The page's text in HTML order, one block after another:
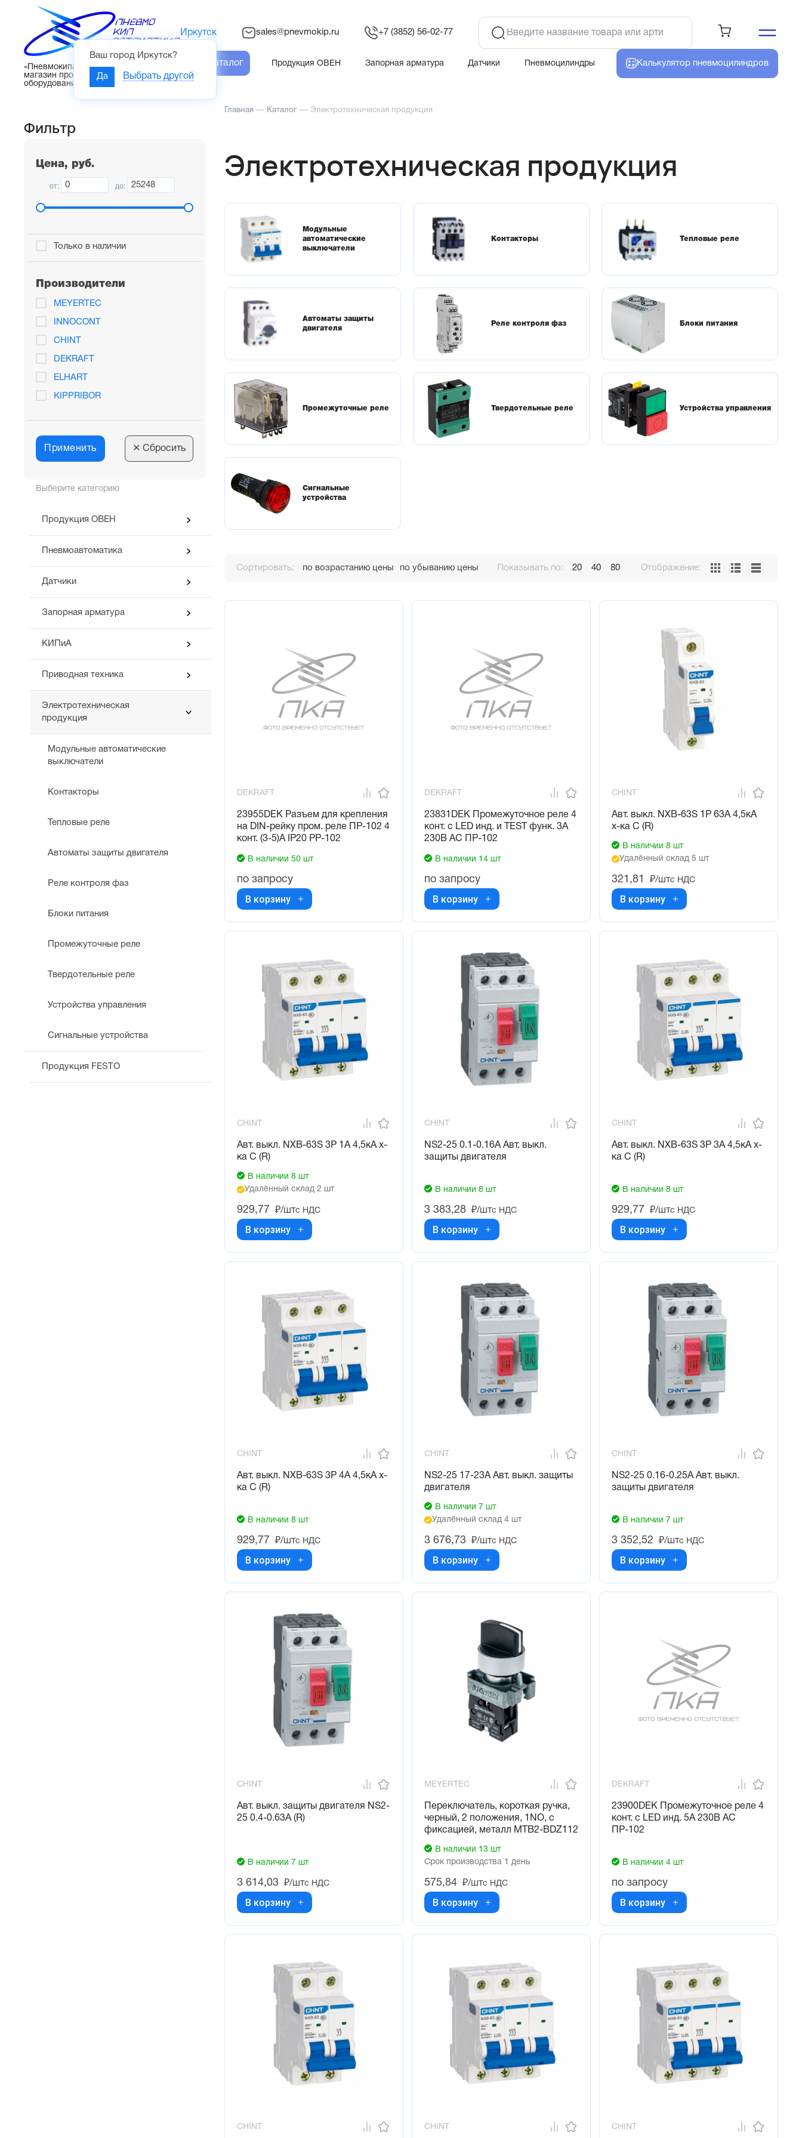
«Пневмокипавтоматика» – интернет-
магазин промышленного
оборудования
Иркутск
Ваш город Иркутск?
Да Выбрать другой
sales@pnevmokip.ru +7 (3852) 56-02-77
Каталог Продукция ОВЕН Запорная арматура Датчики Пневмоцилиндры Калькулятор пневмоцилиндров
Выберите категорию
Продукция ОВЕН
Пневмоавтоматика
Датчики
Запорная арматура
КИПиА
Приводная техника
Электротехническая
продукция
Модульные автоматические
выключатели
Контакторы
Тепловые реле
Автоматы защиты двигателя
Реле контроля фаз
Блоки питания
Промежуточные реле
Твердотельные реле
Устройства управления
Сигнальные устройства
Продукция FESTO
Фильтр
Цена, руб.
от: до:
Только в наличии
Производители
MEYERTEC
INNOCONT
CHINT
DEKRAFT
ELHART
KIPPRIBOR
Применить ✕ Сбросить
Главная — Каталог — Электротехническая продукция
Электротехническая продукция
Модульные
автоматические
выключатели
Контакторы Тепловые реле
Автоматы защиты
двигателя
Реле контроля фаз Блоки питания
Промежуточные реле Твердотельные реле Устройства управления
Сигнальные
устройства
Сортировать: по возрастанию цены по убыванию цены Показывать по: 20 40 80 Отображение:
DEKRAFT
23955DEK Разъем для крепления
на DIN-рейку пром. реле ПР-102 4
конт. (3-5)А IP20 РР-102
В наличии 50 шт
по запросу
В корзину
DEKRAFT
23831DEK Промежуточное реле 4
конт. с LED инд. и TEST функ. 3А
230В AC ПР-102
В наличии 14 шт
по запросу
В корзину
CHINT
Авт. выкл. NXB-63S 1P 63А 4,5кА
х-ка C (R)
В наличии 8 шт
Удалённый склад 5 шт
321,81 ₽/штс НДС
В корзину
CHINT
Авт. выкл. NXB-63S 3P 1А 4,5кА х-
ка C (R)
В наличии 8 шт
Удалённый склад 2 шт
929,77 ₽/штс НДС
В корзину
CHINT
NS2-25 0.1-0.16А Авт. выкл.
защиты двигателя
В наличии 8 шт
3 383,28 ₽/штс НДС
В корзину
CHINT
Авт. выкл. NXB-63S 3P 3А 4,5кА х-
ка C (R)
В наличии 8 шт
929,77 ₽/штс НДС
В корзину
CHINT
Авт. выкл. NXB-63S 3P 4А 4,5кА х-
ка C (R)
В наличии 8 шт
929,77 ₽/штс НДС
В корзину
CHINT
NS2-25 17-23А Авт. выкл. защиты
двигателя
В наличии 7 шт
Удалённый склад 4 шт
3 676,73 ₽/штс НДС
В корзину
CHINT
NS2-25 0.16-0.25А Авт. выкл.
защиты двигателя
В наличии 7 шт
3 352,52 ₽/штс НДС
В корзину
CHINT
Авт. выкл. защиты двигателя NS2-
25 0.4-0.63А (R)
В наличии 7 шт
3 614,03 ₽/штс НДС
В корзину
MEYERTEC
Переключатель, короткая ручка,
черный, 2 положения, 1NO, с
фиксацией, металл MTB2-BDZ112
В наличии 13 шт
Срок производства 1 день
575,84 ₽/штс НДС
В корзину
DEKRAFT
23900DEK Промежуточное реле 4
конт. с LED инд. 5А 230В AC
ПР-102
В наличии 4 шт
по запросу
В корзину
CHINT CHINT CHINT